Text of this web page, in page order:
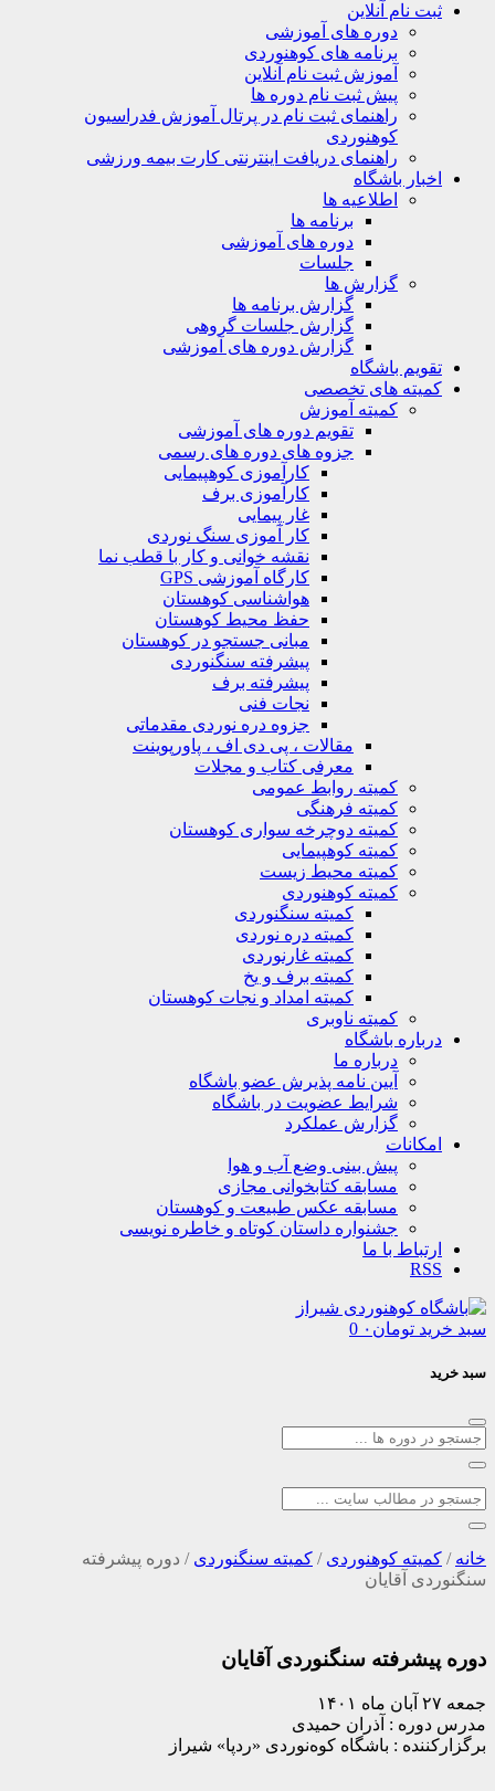
نام آنلاین
دوره های آموزشی
برنامه های کوهنوردی
آموزش ثبت نام آنلاین
پیش ثبت نام دوره ها
راهنمای ثبت نام در پرتال آموزش فدراسیون
کوهنوردی
راهنمای دریافت اینترنتی کارت بیمه ورزشی
باشگاه
اطلاعیه ها
برنامه ها
دوره های آموزشی
جلسات
گزارش ها
گزارش برنامه ها
گزارش جلسات گروهی
گزارش دوره های آموزشی
باشگاه
های تخصصی
کمیته آموزش
تقویم دوره های آموزشی
جزوه های دوره های رسمی
کارآموزی کوهپیمایی
کارآموزی برف
غار پیمایی
کار آموزی سنگ نوردی
نقشه خوانی و کار با قطب نما
کارگاه آموزشی GPS
هواشناسی کوهستان
حفظ محیط کوهستان
مبانی جستجو در کوهستان
پیشرفته سنگنوردی
پیشرفته برف
نجات فنی
جزوه دره نوردی مقدماتی
مقالات ، پی دی اف ، پاورپوینت
معرفی کتاب و مجلات
کمیته روابط عمومی
کمیته فرهنگی
کمیته دوچرخه سواری کوهستان
کمیته کوهپیمایی
کمیته محیط زیست
کمیته کوهنوردی
کمیته سنگنوردی
کمیته دره نوردی
کمیته غارنوردی
کمیته برف و یخ
کمیته امداد و نجات کوهستان
کمیته ناوبری
باشگاه
درباره ما
آیین نامه پذیرش عضو باشگاه
شرایط عضویت در باشگاه
گزارش عملکرد
پیش بینی وضع آب و هوا
مسابقه کتابخوانی مجازی
مسابقه عکس طبیعت و کوهستان
جشنواره داستان کوتاه و خاطره نویسی
با ما
تومان۰ 0
کوهنوردی/کمیته سنگنوردی/دوره پیشرفته
آقایان
سنگنوردی آقایان
: آذران حمیدی
: باشگاه کوه‌نوردی «ردپا» شیراز